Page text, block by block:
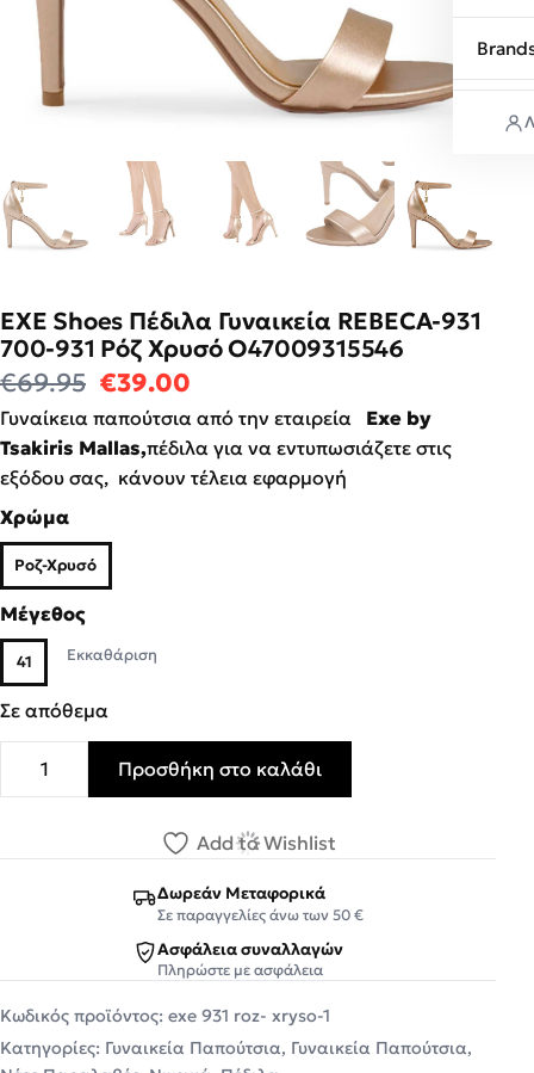
EXE Shoes Πέδιλα Γυναικεία REBECA-931
700-931 Ρόζ Χρυσό O47009315546
€69.95 Original price was: €69.95.
€39.00
Γυναίκεια παπούτσια από την εταιρεία Exe by
Tsakiris Mallas,πέδιλα για να εντυπωσιάζετε στις
εξόδου σας, κάνουν τέλεια εφαρμογή
Χρώμα
Ροζ-Χρυσό
Μέγεθος
41 Εκκαθάριση
Σε απόθεμα
EXE Shoes Πέδιλα Γυναικεία REBECA-931 700-931 Ρόζ
Προσθήκη στο καλάθι
Add to Wishlist
Δωρεάν Μεταφορικά
Σε παραγγελίες άνω των 50 €
Ασφάλεια συναλλαγών
Πληρώστε με ασφάλεια
Κωδικός προϊόντος: exe 931 roz- xryso-1
Κατηγορίες: Γυναικεία Παπούτσια, Γυναικεία Παπούτσια,